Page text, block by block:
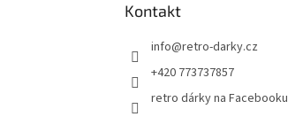
Kontakt
info@retro-darky.cz
+420 773737857
retro dárky na Facebooku